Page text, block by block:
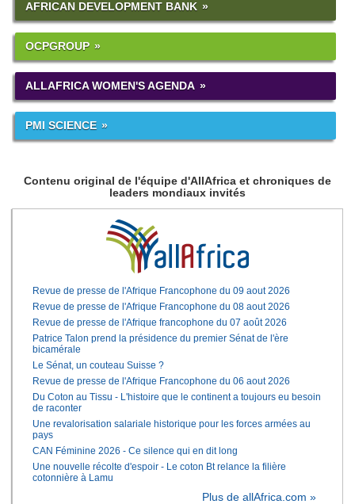
AFRICAN DEVELOPMENT BANK
OCPGROUP
ALLAFRICA WOMEN'S AGENDA
PMI SCIENCE
Contenu original de l'équipe d'AllAfrica et chroniques de
leaders mondiaux invités
Revue de presse de l'Afrique Francophone du 09 aout 2026
Revue de presse de l'Afrique Francophone du 08 aout 2026
Revue de presse de l'Afrique francophone du 07 août 2026
Patrice Talon prend la présidence du premier Sénat de l'ère
bicamérale
Le Sénat, un couteau Suisse ?
Revue de presse de l'Afrique Francophone du 06 aout 2026
Du Coton au Tissu - L'histoire que le continent a toujours eu besoin
de raconter
Une revalorisation salariale historique pour les forces armées au
pays
CAN Féminine 2026 - Ce silence qui en dit long
Une nouvelle récolte d'espoir - Le coton Bt relance la filière
cotonnière à Lamu
Plus de allAfrica.com »